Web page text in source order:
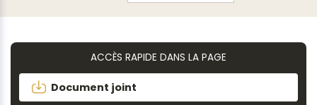
ACCÈS RAPIDE DANS LA PAGE
Document joint